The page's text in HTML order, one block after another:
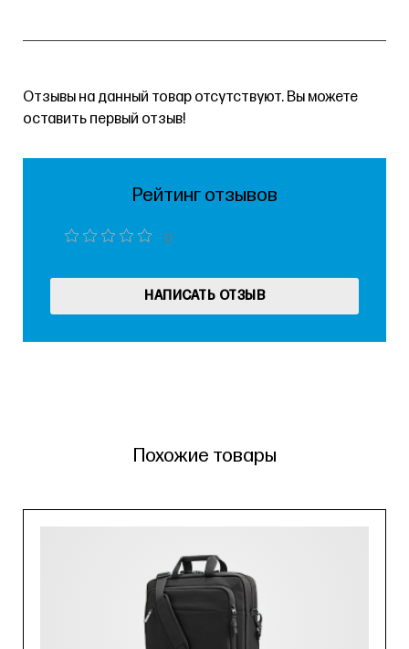
Отзывы на данный товар отсутствуют. Вы можете
оставить первый отзыв!
Рейтинг отзывов
0
НАПИСАТЬ ОТЗЫВ
Похожие товары